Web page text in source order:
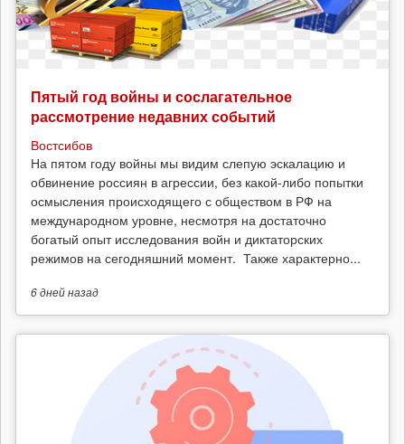
Пятый год войны и сослагательное
рассмотрение недавних событий
Востсибов
На пятом году войны мы видим слепую эскалацию и
обвинение россиян в агрессии, без какой-либо попытки
осмысления происходящего с обществом в РФ на
международном уровне, несмотря на достаточно
богатый опыт исследования войн и диктаторских
режимов на сегодняшний момент. Также характерно...
6 днейназад